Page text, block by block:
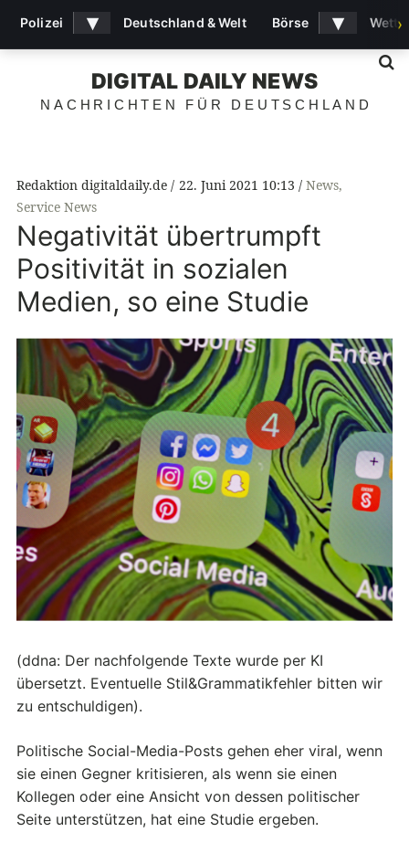
DIGITAL DAILY NEWS
NACHRICHTEN FÜR DEUTSCHLAND
Redaktion digitaldaily.de 22. Juni 2021 10:13 News,
Service News
Negativität übertrumpft
Positivität in sozialen
Medien, so eine Studie
(ddna: Der nachfolgende Texte wurde per KI
übersetzt. Eventuelle Stil&Grammatikfehler bitten wir
zu entschuldigen).
Politische Social-Media-Posts gehen eher viral, wenn
sie einen Gegner kritisieren, als wenn sie einen
Kollegen oder eine Ansicht von dessen politischer
Seite unterstützen, hat eine Studie ergeben.
Polizei ▾ Deutschland & Welt Börse ▾ ›